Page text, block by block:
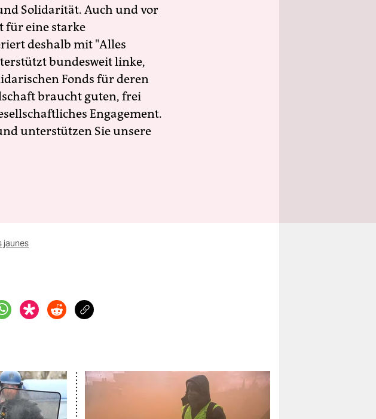
Solidarität. Auch und vor
für eine starke
deshalb mit "Alles
bundesweit linke,
Fonds für deren
braucht guten, frei
Engagement.
unterstützen Sie unsere
jaunes